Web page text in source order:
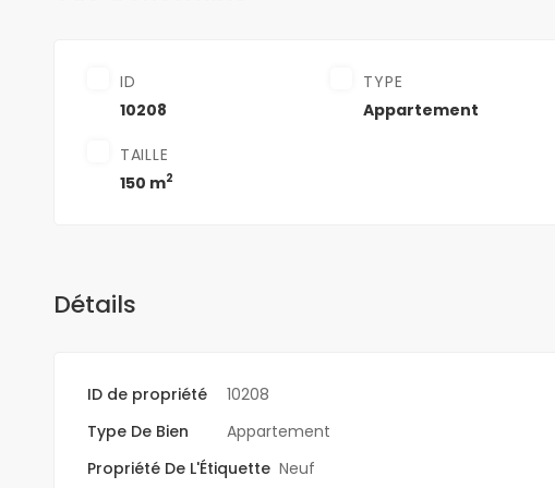
ID
10208
TYPE
Appartement
TAILLE
150 m2
Détails
ID de propriété 10208
Type De Bien
Appartement
Propriété De L'Étiquette Neuf